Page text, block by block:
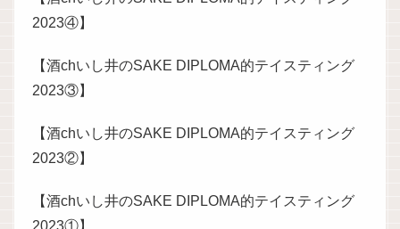
2023④】
【酒chいし井のSAKE DIPLOMA的テイスティング
2023③】
【酒chいし井のSAKE DIPLOMA的テイスティング
2023②】
【酒chいし井のSAKE DIPLOMA的テイスティング
2023①】